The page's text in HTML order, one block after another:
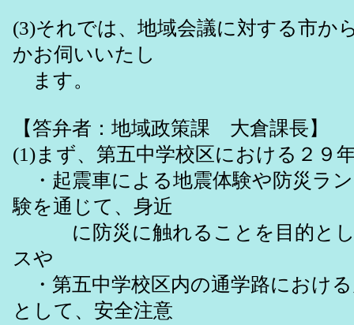
(3)それでは、地域会議に対する市か
かお伺いいたし
ます。
【答弁者：地域政策課 大倉課長】
(1)まず、第五中学校区における２９
・起震車による地震体験や防災ラ
験を通じて、身近
に防災に触れることを目的とし
スや
・第五中学校区内の通学路におけ
として、安全注意